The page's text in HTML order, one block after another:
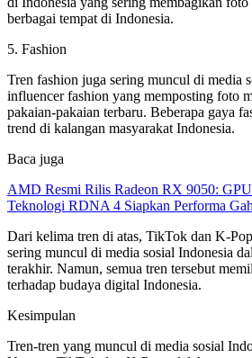
berbagai tempat di Indonesia.
5. Fashion
Tren fashion juga sering muncul di media
influencer fashion yang memposting foto
pakaian-pakaian terbaru. Beberapa gaya
trend di kalangan masyarakat Indonesia.
Baca juga
AMD Resmi Rilis Radeon RX 9050:
Teknologi RDNA 4 Siapkan Performa
Dari kelima tren di atas, TikTok dan K-
sering muncul di media sosial Indonesia
terakhir. Namun, semua tren tersebut
terhadap budaya digital Indonesia.
Kesimpulan
Tren-tren yang muncul di media sosial